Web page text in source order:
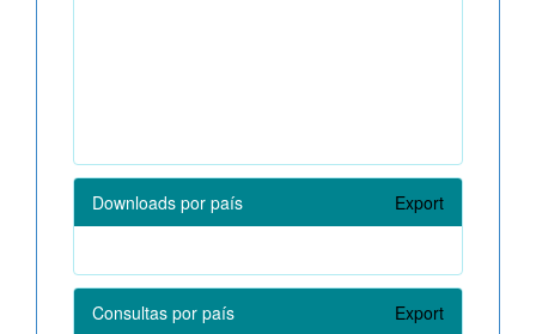
Downloads por país Export
Consultas por país Export